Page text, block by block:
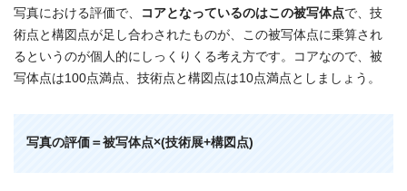
写真における評価で、 コアとなっているのはこの被写体点で、技
術点と構図点が足し合わされたものが、この被写体点に乗算され
るというのが個人的にしっくりくる考え方です。コアなので、被
写体点は100点満点、技術点と構図点は10点満点としましょう。
写真の評価＝被写体点×(技術展+構図点)